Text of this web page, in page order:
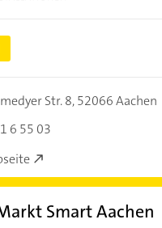
Str. 8,52066 Aachen
6 55 03
Smart Aachen